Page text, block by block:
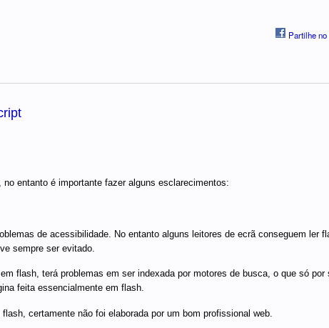
Partilhe
entanto é importante fazer alguns esclarecimentos:
de acessibilidade. No entanto alguns leitores de ecrã conseguem ler
sempre ser evitado.
flash, terá problemas em ser indexada por motores de busca, o que só
feita essencialmente em flash.
certamente não foi elaborada por um bom profissional web.